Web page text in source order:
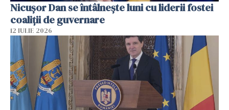
Nicuşor Dan se întâlnește luni cu liderii fostei
coaliţii de guvernare
12 IULIE 2026